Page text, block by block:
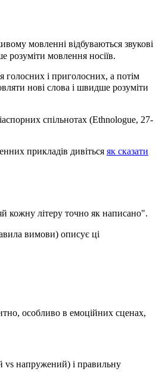
мовленні відбуваються звукові
розуміти мовлення носіїв.
голосних і приголосних, а потім
нові слова і швидше розуміти
спільнотах (Ethnologue, 27-
прикладів дивіться як сказати
кожну літеру точно як написано".
вимови) описує ці
особливо в емоційних сценах,
vs напружений) і правильну